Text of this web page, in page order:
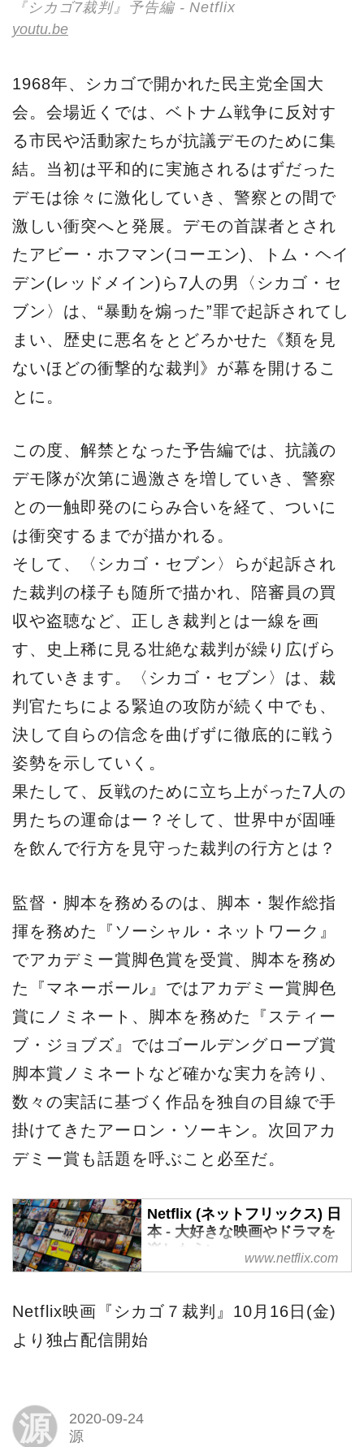
『シカゴ7裁判』予告編 - Netflix
youtu.be
1968年、シカゴで開かれた民主党全国大
会。会場近くでは、ベトナム戦争に反対す
る市民や活動家たちが抗議デモのために集
結。当初は平和的に実施されるはずだった
デモは徐々に激化していき、警察との間で
激しい衝突へと発展。デモの首謀者とされ
たアビー・ホフマン(コーエン)、トム・ヘイ
デン(レッドメイン)ら7人の男〈シカゴ・セ
ブン〉は、“暴動を煽った”罪で起訴されてし
まい、歴史に悪名をとどろかせた《類を見
ないほどの衝撃的な裁判》が幕を開けるこ
とに。
この度、解禁となった予告編では、抗議の
デモ隊が次第に過激さを増していき、警察
との一触即発のにらみ合いを経て、ついに
は衝突するまでが描かれる。
そして、〈シカゴ・セブン〉らが起訴され
た裁判の様子も随所で描かれ、陪審員の買
収や盗聴など、正しき裁判とは一線を画
す、史上稀に見る壮絶な裁判が繰り広げら
れていきます。〈シカゴ・セブン〉は、裁
判官たちによる緊迫の攻防が続く中でも、
決して自らの信念を曲げずに徹底的に戦う
姿勢を示していく。
果たして、反戦のために立ち上がった7人の
男たちの運命はー？そして、世界中が固唾
を飲んで行方を見守った裁判の行方とは？
監督・脚本を務めるのは、脚本・製作総指
揮を務めた『ソーシャル・ネットワーク』
でアカデミー賞脚色賞を受賞、脚本を務め
た『マネーボール』ではアカデミー賞脚色
賞にノミネート、脚本を務めた『スティー
ブ・ジョブズ』ではゴールデングローブ賞
脚本賞ノミネートなど確かな実力を誇り、
数々の実話に基づく作品を独自の目線で手
掛けてきたアーロン・ソーキン。次回アカ
デミー賞も話題を呼ぶこと必至だ。
Netflix (ネットフリックス) 日
本 - 大好きな映画やドラマを
楽しもう!
Netflix (ネットフリックス) で映
リーム再生! スマートテレビ、
www.netflix.com
Netflix映画『シカゴ７裁判』10月16日(金)
より独占配信開始
源
2020-09-24
源